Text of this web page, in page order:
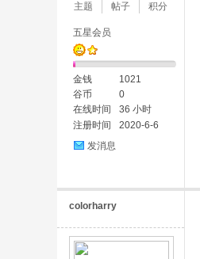
主题
帖子
积分
五星会员
金钱
1021
谷币
0
在线时间
36 小时
注册时间
2020-6-6
发消息
colorharry